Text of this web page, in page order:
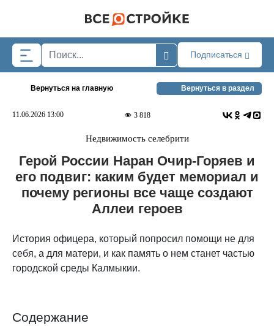
Подписаться
Вернуться на главную Вернуться в раздел
11.06.2026 13:00 3 818
Недвижимость селебрити
Герой России Наран Очир-Горяев и
его подвиг: каким будет мемориал и
почему регионы все чаще создают
Аллеи героев
История офицера, который попросил помощи не для
себя, а для матери, и как память о нем станет частью
городской среды Калмыкии.
Содержание